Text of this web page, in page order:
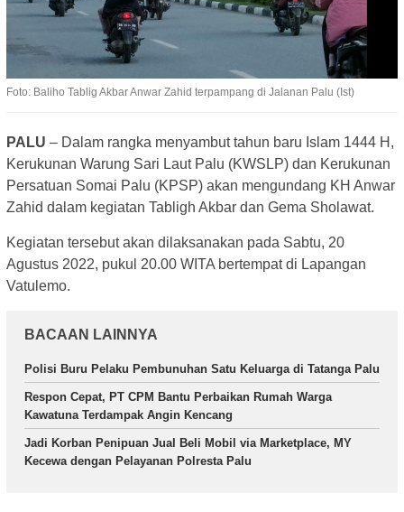
Foto: Baliho Tablig Akbar Anwar Zahid terpampang di Jalanan Palu (Ist)
PALU – Dalam rangka menyambut tahun baru Islam 1444 H,
Kerukunan Warung Sari Laut Palu (KWSLP) dan Kerukunan
Persatuan Somai Palu (KPSP) akan mengundang KH Anwar
Zahid dalam kegiatan Tabligh Akbar dan Gema Sholawat.
Kegiatan tersebut akan dilaksanakan pada Sabtu, 20
Agustus 2022, pukul 20.00 WITA bertempat di Lapangan
Vatulemo.
BACAAN LAINNYA
Polisi Buru Pelaku Pembunuhan Satu Keluarga di Tatanga Palu
Respon Cepat, PT CPM Bantu Perbaikan Rumah Warga
Kawatuna Terdampak Angin Kencang
Jadi Korban Penipuan Jual Beli Mobil via Marketplace, MY
Kecewa dengan Pelayanan Polresta Palu